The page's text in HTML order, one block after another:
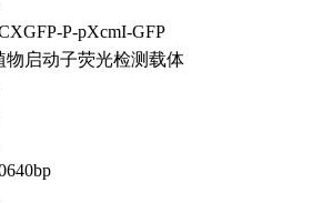
P-pXcmI-GFP
物启动子荧光检测载体